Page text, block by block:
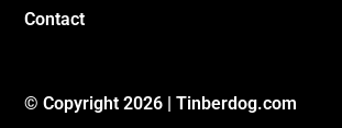
Contact
© Copyright 2026 | Tinberdog.com